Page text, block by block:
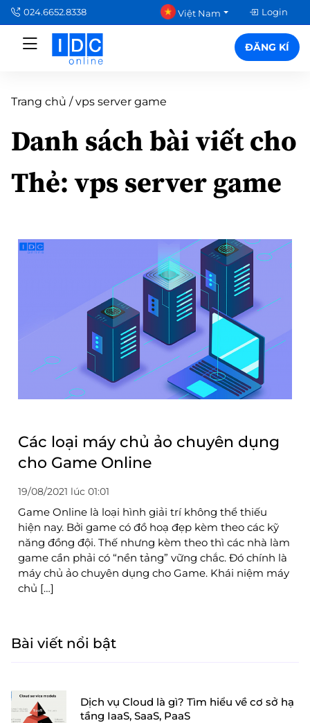
024.6652.8338 Việt Nam Login
ĐĂNG KÍ
Trang chủ /vps server game
Danh sách bài viết cho
Thẻ:vps server game
Các loại máy chủ ảo chuyên dụng
cho Game Online
19/08/2021 lúc 01:01
Game Online là loại hình giải trí không thể thiếu
hiện nay. Bởi game có đồ hoạ đẹp kèm theo các kỹ
năng đồng đội. Thế nhưng kèm theo thì các nhà làm
game cần phải có “nền tảng” vững chắc. Đó chính là
máy chủ ảo chuyên dụng cho Game. Khái niệm máy
chủ […]
Bài viết nổi bật
Dịch vụ Cloud là gì? Tìm hiểu về cơ sở hạ
tầng IaaS, SaaS, PaaS